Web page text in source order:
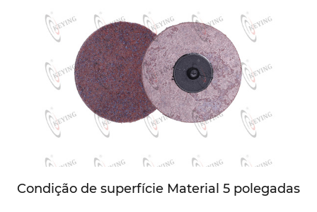
Condição de superfície Material 5 polegadas